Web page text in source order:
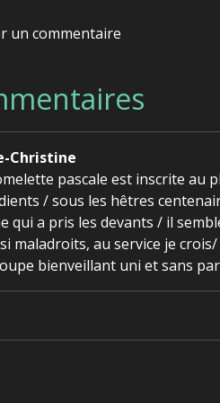
un commentaire
Christine
pascale est inscrite au
/ sous les hêtres
qui a pris les devants / il
maladroits, au service je
bienveillant uni et sans